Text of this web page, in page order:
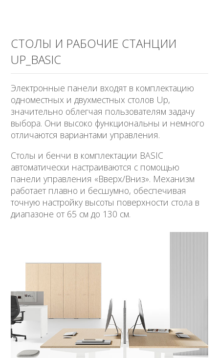
СТОЛЫ И РАБОЧИЕ СТАНЦИИ
UP_BASIC
Электронные панели входят в комплектацию
одноместных и двухместных столов Up,
значительно облегчая пользователям задачу
выбора. Они высоко функциональны и немного
отличаются вариантами управления.
Столы и бенчи в комплектации BASIC
автоматически настраиваются с помощью
панели управления «Вверх/Вниз». Механизм
работает плавно и бесшумно, обеспечивая
точную настройку высоты поверхности стола в
диапазоне от 65 см до 130 см.